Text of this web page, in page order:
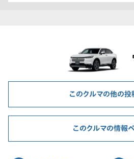
このクルマの他の投
このクルマの情報